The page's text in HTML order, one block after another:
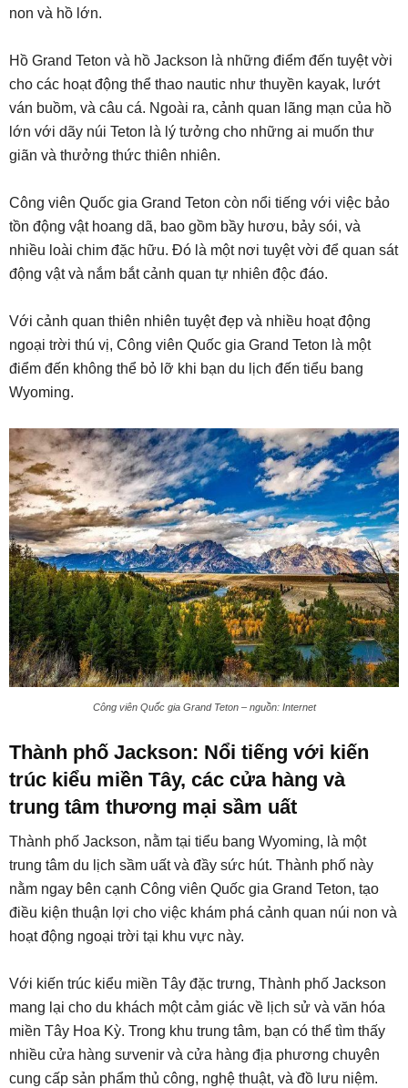
non và hồ lớn.
Hồ Grand Teton và hồ Jackson là những điểm đến tuyệt vời
cho các hoạt động thể thao nautic như thuyền kayak, lướt
ván buồm, và câu cá. Ngoài ra, cảnh quan lãng mạn của hồ
lớn với dãy núi Teton là lý tưởng cho những ai muốn thư
giãn và thưởng thức thiên nhiên.
Công viên Quốc gia Grand Teton còn nổi tiếng với việc bảo
tồn động vật hoang dã, bao gồm bầy hươu, bảy sói, và
nhiều loài chim đặc hữu. Đó là một nơi tuyệt vời để quan sát
động vật và nắm bắt cảnh quan tự nhiên độc đáo.
Với cảnh quan thiên nhiên tuyệt đẹp và nhiều hoạt động
ngoại trời thú vị, Công viên Quốc gia Grand Teton là một
điểm đến không thể bỏ lỡ khi bạn du lịch đến tiểu bang
Wyoming.
Công viên Quốc gia Grand Teton – nguồn: Internet
Thành phố Jackson: Nổi tiếng với kiến
trúc kiểu miền Tây, các cửa hàng và
trung tâm thương mại sầm uất
Thành phố Jackson, nằm tại tiểu bang Wyoming, là một
trung tâm du lịch sầm uất và đầy sức hút. Thành phố này
nằm ngay bên cạnh Công viên Quốc gia Grand Teton, tạo
điều kiện thuận lợi cho việc khám phá cảnh quan núi non và
hoạt động ngoại trời tại khu vực này.
Với kiến trúc kiểu miền Tây đặc trưng, Thành phố Jackson
mang lại cho du khách một cảm giác về lịch sử và văn hóa
miền Tây Hoa Kỳ. Trong khu trung tâm, bạn có thể tìm thấy
nhiều cửa hàng sưvenir và cửa hàng địa phương chuyên
cung cấp sản phẩm thủ công, nghệ thuật, và đồ lưu niệm.